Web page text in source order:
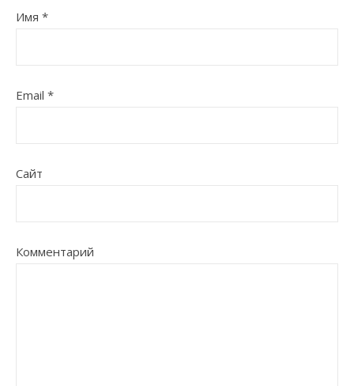
Имя *
Email *
Сайт
Комментарий